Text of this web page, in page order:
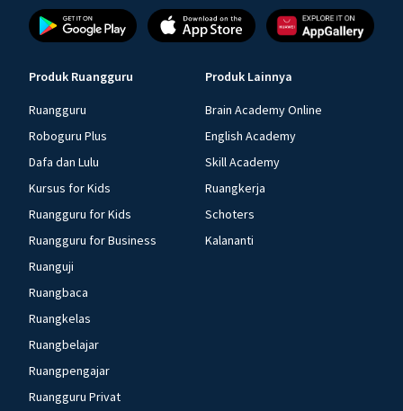
Produk Ruangguru
Ruangguru
Roboguru Plus
Dafa dan Lulu
Kursus for Kids
Ruangguru for Kids
Ruangguru for Business
Ruanguji
Ruangbaca
Ruangkelas
Ruangbelajar
Ruangpengajar
Ruangguru Privat
Produk Lainnya
Brain Academy Online
English Academy
Skill Academy
Ruangkerja
Schoters
Kalananti